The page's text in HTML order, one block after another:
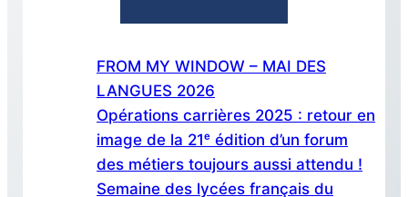
FROM MY WINDOW – MAI DES
LANGUES 2026
Opérations carrières 2025 : retour en
image de la 21ᵉ édition d’un forum
des métiers toujours aussi attendu !
Semaine des lycées français du